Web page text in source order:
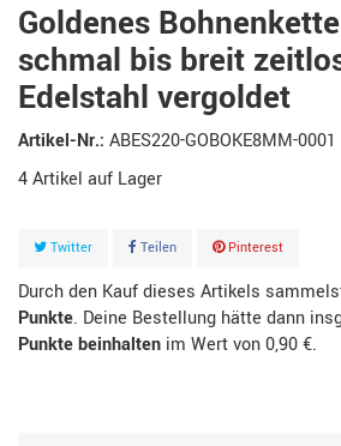
Goldenes
schmal bis breit
Edelstahl vergoldet
Artikel-Nr.: ABES220-GOBOKE8MM-0001
4Artikel
Twitter Teilen Pinterest
Durch den Kauf dieses Artikels
Punkte. Deine Bestellung hätte dann
Punkte beinhalten im Wert von0,90 €.